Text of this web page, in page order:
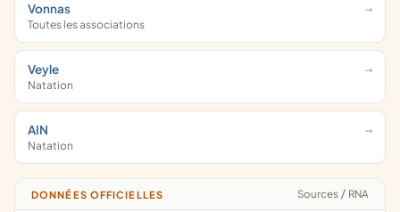
Vonnas
Toutes les associations
Veyle
Natation
AIN
Natation
DONNÉES OFFICIELLES Sources / RNA